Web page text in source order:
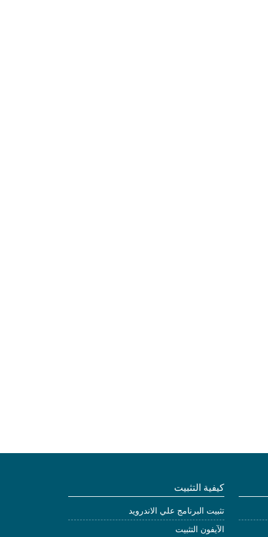
كيفية التثبيت
تثبيت البرنامج علي الاندرويد
الآيفون التثبيت